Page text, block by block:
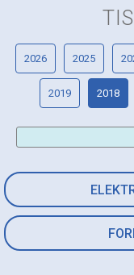
2026 2025
2019 2018